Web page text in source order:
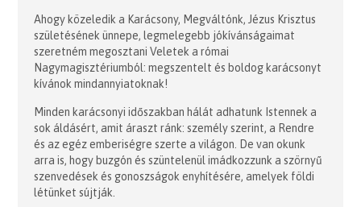
Ahogy közeledik a Karácsony, Megváltónk, Jézus Krisztus
születésének ünnepe, legmelegebb jókívánságaimat
szeretném megosztani Veletek a római
Nagymagisztériumból: megszentelt és boldog karácsonyt
kívánok mindannyiatoknak!
Minden karácsonyi időszakban hálát adhatunk Istennek a
sok áldásért, amit áraszt ránk: személy szerint, a Rendre
és az egéz emberiségre szerte a világon. De van okunk
arra is, hogy buzgón és szüntelenül imádkozzunk a szörnyű
szenvedések és gonoszságok enyhítésére, amelyek földi
létünket sújtják.